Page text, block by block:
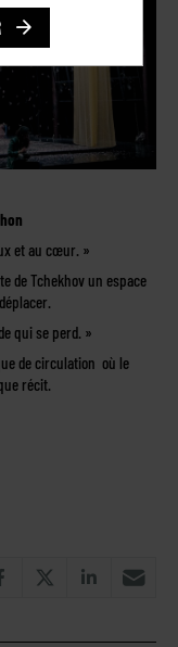
et au cœur. »
de Tchekhov un espace
qui se perd. »
de circulation où le
récit.